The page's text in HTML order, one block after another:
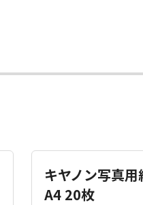
キヤノン写真
A4 20枚